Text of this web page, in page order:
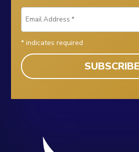
* indicates required